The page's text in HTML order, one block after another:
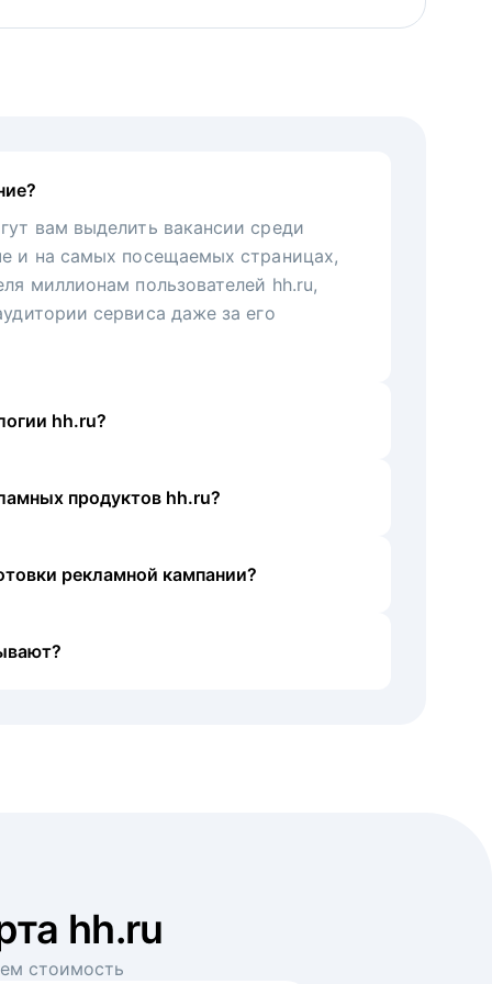
вам выделить вакансии среди
и на самых посещаемых страницах,
миллионам пользователей hh.ru,
сервиса даже за его
hh.ru?
продуктов hh.ru?
рекламной кампании?
hh.ru
стоимость